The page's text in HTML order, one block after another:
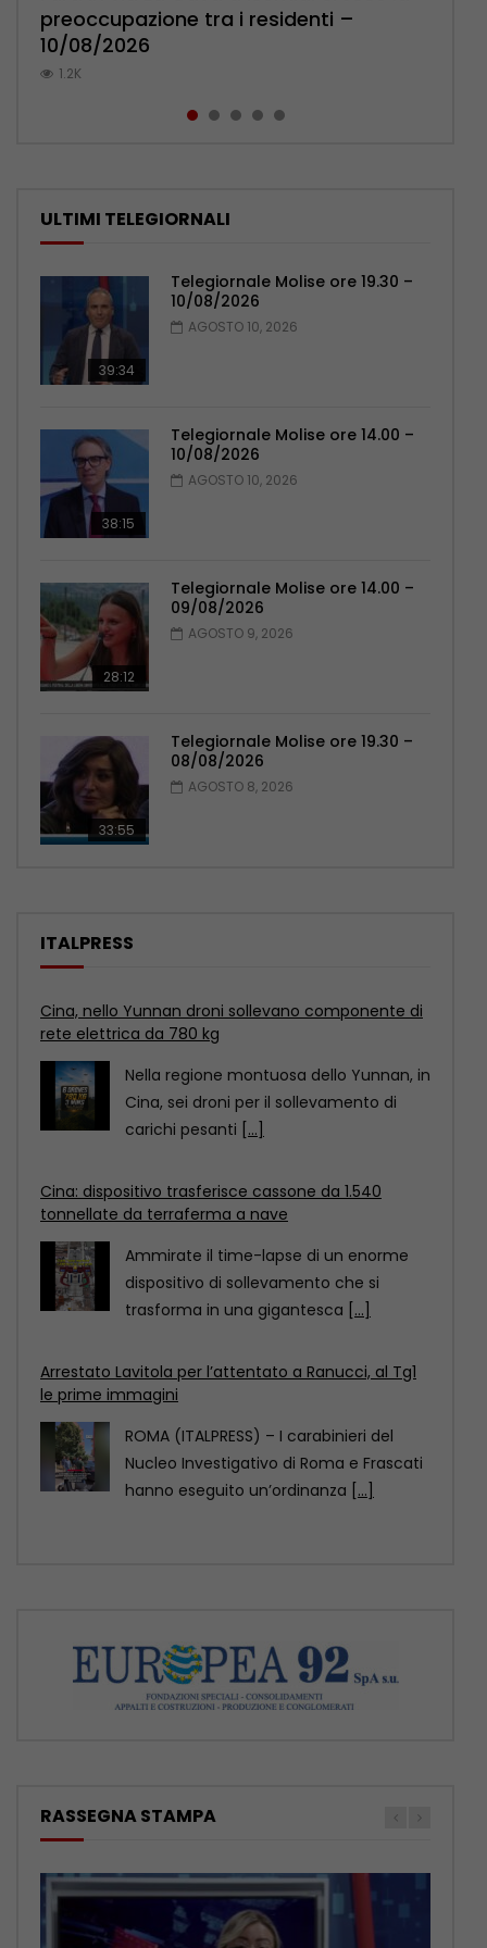
preoccupazione tra i residenti –
10/08/2026
1.2K
a Pescara – 10/08/2026
439
Le opzioni per l’attacco – 10/08/2026
295
amore: 21enne resta nel carcere di
Campobasso – 10/08/2026
292
letterario “Come io vedo il mondo” –
10/08/2026
281
ULTIMI TELEGIORNALI
39:34
Telegiornale Molise ore 19.30 –
10/08/2026
AGOSTO 10, 2026
38:15
Telegiornale Molise ore 14.00 –
10/08/2026
AGOSTO 10, 2026
28:12
Telegiornale Molise ore 14.00 –
09/08/2026
AGOSTO 9, 2026
33:55
Telegiornale Molise ore 19.30 –
08/08/2026
AGOSTO 8, 2026
ITALPRESS
Cina: dispositivo trasferisce cassone da 1.540
tonnellate da terraferma a nave
Ammirate il time-lapse di un enorme
dispositivo di sollevamento che si
trasforma in una gigantesca
Arrestato Lavitola per l’attentato a Ranucci, al Tg1
le prime immagini
ROMA (ITALPRESS) – I carabinieri del
Nucleo Investigativo di Roma e Frascati
hanno eseguito un’ordinanza [...]
Cina, nello Yunnan droni sollevano componente di
rete elettrica da 780 kg
Nella regione montuosa dello Yunnan, in
Cina, sei droni per il sollevamento di
carichi pesanti[...]
RASSEGNA STAMPA